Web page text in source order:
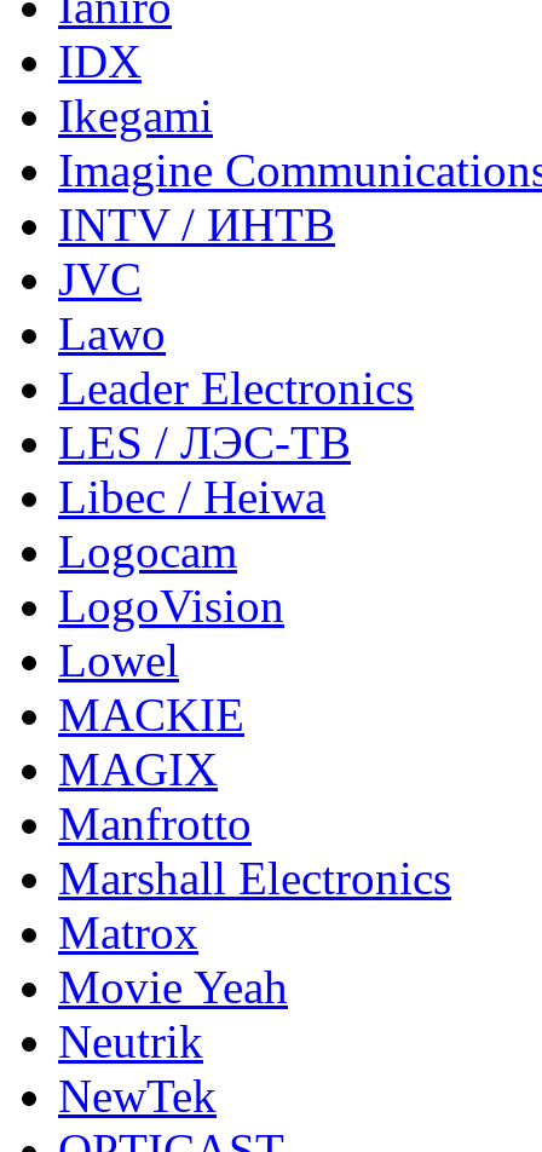
IDX
Ikegami
Imagine
INTV / ИНТВ
JVC
Lawo
Leader Electronics
LES / ЛЭС-ТВ
Libec / Heiwa
Logocam
LogoVision
Lowel
MACKIE
MAGIX
Manfrotto
Marshall Electronics
Matrox
Movie Yeah
Neutrik
NewTek